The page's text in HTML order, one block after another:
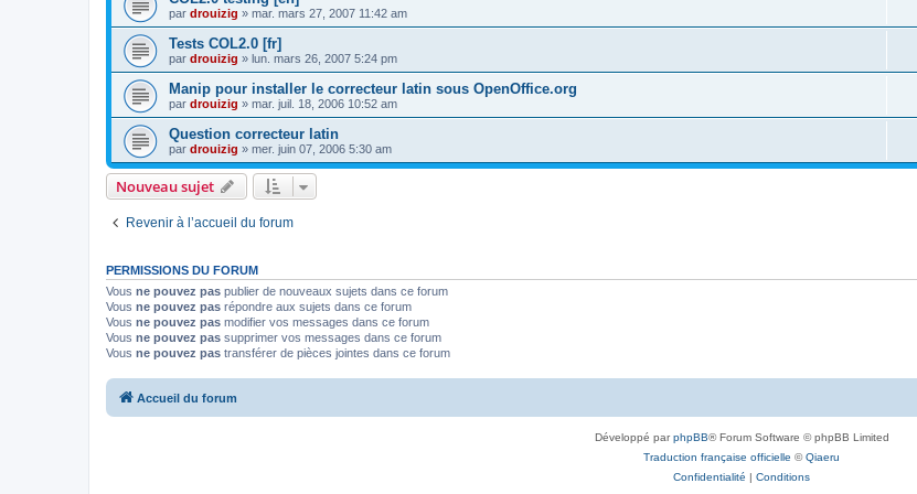
par drouizig » mar. mars 27, 2007 11:42 am
Tests COL2.0 [fr]
par drouizig » lun. mars 26, 2007 5:24 pm
Manip pour installer le correcteur latin sous OpenOffice.org
par drouizig » mar. juil. 18, 2006 10:52 am
Question correcteur latin
par drouizig » mer. juin 07, 2006 5:30 am
Nouveau sujet
Revenir à l’accueil du forum
PERMISSIONS DU FORUM
Vous ne pouvez pas publier de nouveaux sujets dans ce forum
Vous ne pouvez pas répondre aux sujets dans ce forum
Vous ne pouvez pas modifier vos messages dans ce forum
Vous ne pouvez pas supprimer vos messages dans ce forum
Vous ne pouvez pas transférer de pièces jointes dans ce forum
Accueil du forum
Développé parphpBB® Forum Software © phpBB Limited
Traduction française officielle ©Qiaeru
Confidentialité | Conditions